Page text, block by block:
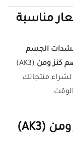
مناسبة
الجسم
كنز ومن
(AK3)
لشراء منتجاتك
كيفية استخدام كود خصم كنز ومن (AK3)